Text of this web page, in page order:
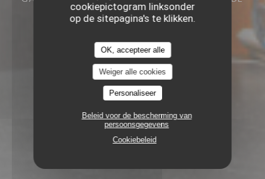
cookiepictogram linksonder
op de sitepagina's te klikken.
OK, accepteer alle
Weiger alle cookies
Personaliseer
Beleid voor de bescherming van
persoonsgegevens
Cookiebeleid
LA MONNAIE 59000 LILLE